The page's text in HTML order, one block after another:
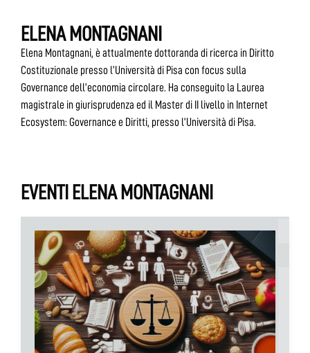
ELENA MONTAGNANI
Elena Montagnani, è attualmente dottoranda di ricerca in Diritto
Costituzionale presso l’Università di Pisa con focus sulla
Governance dell’economia circolare. Ha conseguito la Laurea
magistrale in giurisprudenza ed il Master di II livello in Internet
Ecosystem: Governance e Diritti, presso l’Università di Pisa.
EVENTI ELENA MONTAGNANI